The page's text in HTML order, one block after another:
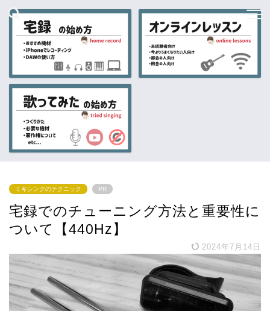
ミキシングのテクニック PR
宅録でのチューニング方法と重要性に
ついて【440Hz】
2024年7月14日